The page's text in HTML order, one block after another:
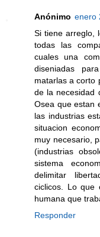
Anónimo enero
Si tiene arreglo,
todas las
cuales una
diseniadas
matarlas a corto
de la necesidad
Osea que estan
las industrias
situacion
muy necesario,
(industrias
sistema
delimitar
ciclicos. Lo que
humana que
Responder